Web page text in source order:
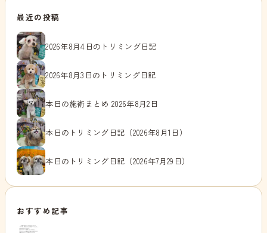
最近の投稿
2026年8月4日のトリミング日記
2026年8月3日のトリミング日記
本日の施術まとめ 2026年8月2日
本日のトリミング日記（2026年8月1日）
本日のトリミング日記（2026年7月29日）
おすすめ記事